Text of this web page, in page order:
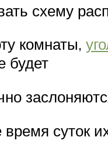
схему
комнаты,
будет
суток